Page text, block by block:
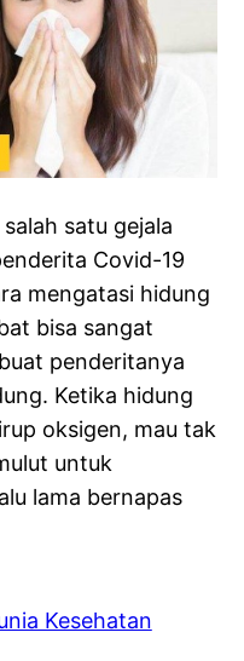
satu gejala
Covid-19
mengatasi hidung
bisa sangat
penderitanya
Ketika hidung
oksigen, mau tak
untuk
lama bernapas
Kesehatan